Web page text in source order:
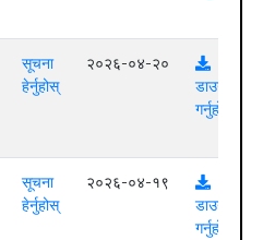
सूचना
हेर्नुहोस्
२०२६-०४-२०
डाउनलोड
गर्नुहोस्
सूचना
हेर्नुहोस्
२०२६-०४-१९
डाउनलोड
गर्नुहोस्